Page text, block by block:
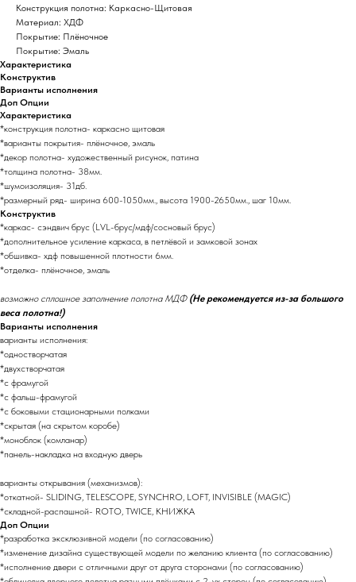
Конструкция полотна: Каркасно-Щитовая
Материал: ХДФ
Покрытие: Плёночное
Покрытие: Эмаль
Характеристика
Конструктив
Варианты исполнения
Доп Опции
Характеристика
*конструкция полотна- каркасно щитовая
*варианты покрытия- плёночное, эмаль
*декор полотна- художественный рисунок, патина
*толщина полотна- 38мм.
*шумоизоляция- 31дб.
*размерный ряд- ширина 600-1050мм., высота 1900-2650мм., шаг 10мм.
Конструктив
*каркас- сэндвич брус (LVL-брус/мдф/сосновый брус)
*дополнительное усиление каркаса, в петлёвой и замковой зонах
*обшивка- хдф повышенной плотности 6мм.
*отделка- плёночное, эмаль
возможно сплошное заполнение полотна МДФ (Не рекомендуется из-за большого
веса полотна!)
Варианты исполнения
варианты исполнения:
*одностворчатая
*двухстворчатая
*с фрамугой
*с фальш-фрамугой
*с боковыми стационарными полками
*скрытая (на скрытом коробе)
*моноблок (комланар)
*панель-накладка на входную дверь
варианты открывания (механизмов):
*откатной- SLIDING, TELESCOPE, SYNCHRO, LOFT, INVISIBLE (MAGIC)
*складной-распашной- ROTO, TWICE, КНИЖКА
Доп Опции
*разработка эксклюзивной модели (по согласованию)
*изменение дизайна существующей модели по желанию клиента (по согласованию)
*исполнение двери с отличными друг от друга сторонами (по согласованию)